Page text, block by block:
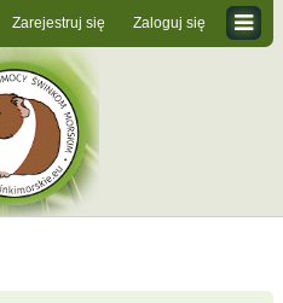
Zaloguj się
Zarejestruj się